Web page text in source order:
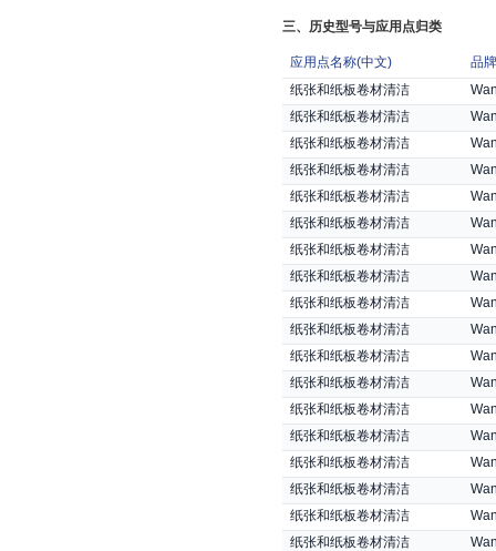
三、历史型号与应用点归类
应用点名称(中文)
品
纸张和纸板卷材清洁
纸张和纸板卷材清洁
纸张和纸板卷材清洁
纸张和纸板卷材清洁
纸张和纸板卷材清洁
纸张和纸板卷材清洁
纸张和纸板卷材清洁
纸张和纸板卷材清洁
纸张和纸板卷材清洁
纸张和纸板卷材清洁
纸张和纸板卷材清洁
纸张和纸板卷材清洁
纸张和纸板卷材清洁
纸张和纸板卷材清洁
纸张和纸板卷材清洁
纸张和纸板卷材清洁
纸张和纸板卷材清洁
纸张和纸板卷材清洁